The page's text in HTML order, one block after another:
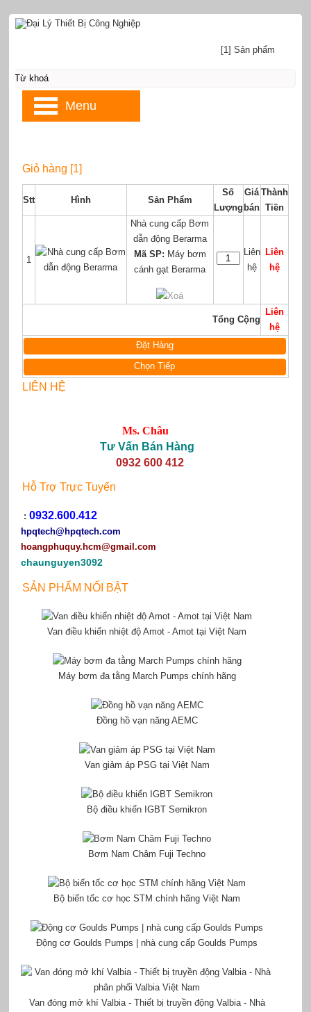
Giỏ hàng [1]
Stt Hình Sản Phẩm
Số
Lượng
Giá
bán
Thành
Tiền
1
Nhà cung cấp Bơm
dẫn động Berarma
Mã SP: Máy bơm
cánh gạt Berarma
Xoá
Liên
hệ
Liên
hệ
Tổng Cộng
Liên
hệ
Đặt Hàng
Chọn Tiếp
LIÊN HỆ
Ms. Châu
Tư Vấn Bán Hàng
0932 600 412
Hỗ Trợ Trực Tuyến
: 0932.600.412
hpqtech@hpqtech.com
hoangphuquy.hcm@gmail.com
chaunguyen3092
SẢN PHẨM NỔI BẬT
Van điều khiển nhiệt độ Amot - Amot tại Việt Nam
Máy bơm đa tằng March Pumps chính hãng
Đồng hồ vạn năng AEMC
Van giảm áp PSG tại Việt Nam
Bộ điều khiển IGBT Semikron
Bơm Nam Châm Fuji Techno
Bộ biến tốc cơ học STM chính hãng Việt Nam
Động cơ Goulds Pumps | nhà cung cấp Goulds Pumps
Van đóng mở khí Valbia - Thiết bị truyền động Valbia - Nhà
[1] Sản phẩm
Menu